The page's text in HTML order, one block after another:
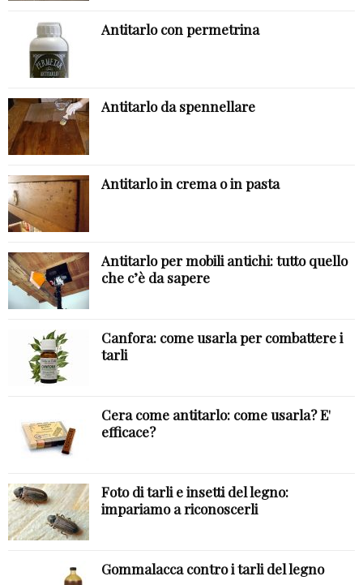
Antitarlo con permetrina
Antitarlo da spennellare
Antitarlo in crema o in pasta
Antitarlo per mobili antichi: tutto quello
che c’è da sapere
Canfora: come usarla per combattere i
tarli
Cera come antitarlo: come usarla? E'
efficace?
Foto di tarli e insetti del legno:
impariamo a riconoscerli
Gommalacca contro i tarli del legno